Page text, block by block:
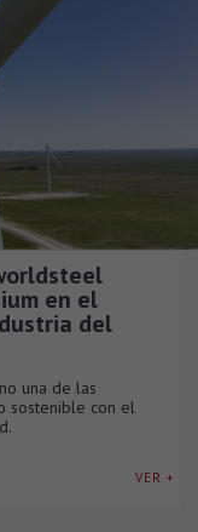
en el
del
una de las
sostenible con el
VER +